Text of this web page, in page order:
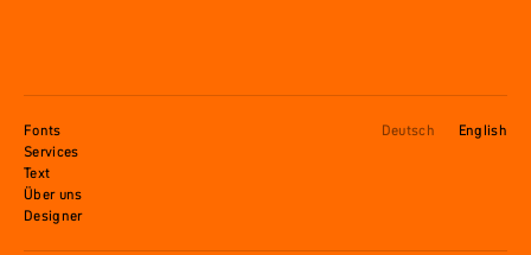
Fonts
Services
Text
Über uns
Designer
Deutsch English